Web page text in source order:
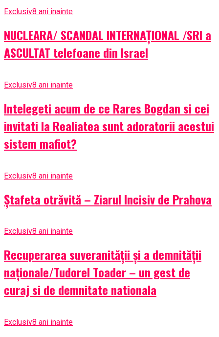
Exclusiv8 ani inainte
NUCLEARA/ SCANDAL INTERNAȚIONAL /SRI a
ASCULTAT telefoane din Israel
Exclusiv8 ani inainte
Intelegeti acum de ce Rares Bogdan si cei
invitati la Realiatea sunt adoratorii acestui
sistem mafiot?
Exclusiv8 ani inainte
Ștafeta otrăvită – Ziarul Incisiv de Prahova
Exclusiv8 ani inainte
Recuperarea suveranității și a demnității
naționale/Tudorel Toader – un gest de
curaj si de demnitate nationala
Exclusiv8 ani inainte